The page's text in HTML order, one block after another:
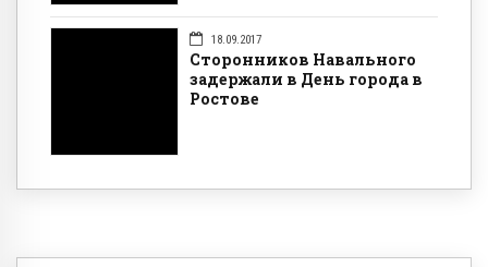
18.09.2017
Сторонников Навального
задержали в День города в
Ростове